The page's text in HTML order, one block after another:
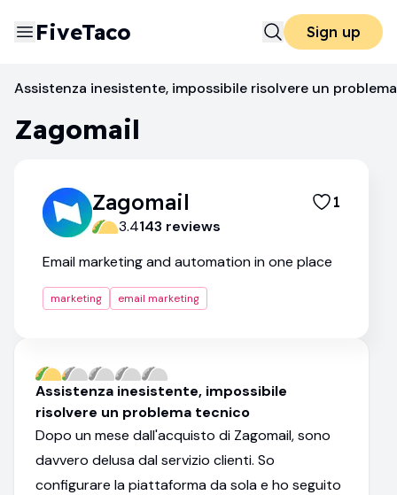
FiveTaco Sign up
Email Marketing
Zagomail
Assistenza inesistente, impossibile risolvere un
Zagomail
Zagomail 1
3.4143 reviews
Email marketing and automation in one place
marketing email marketing
Assistenza inesistente, impossibile
risolvere un problema tecnico
Dopo un mese dall'acquisto di Zagomail, sono
davvero delusa dal servizio clienti. So
configurare la piattaforma da sola e ho seguito